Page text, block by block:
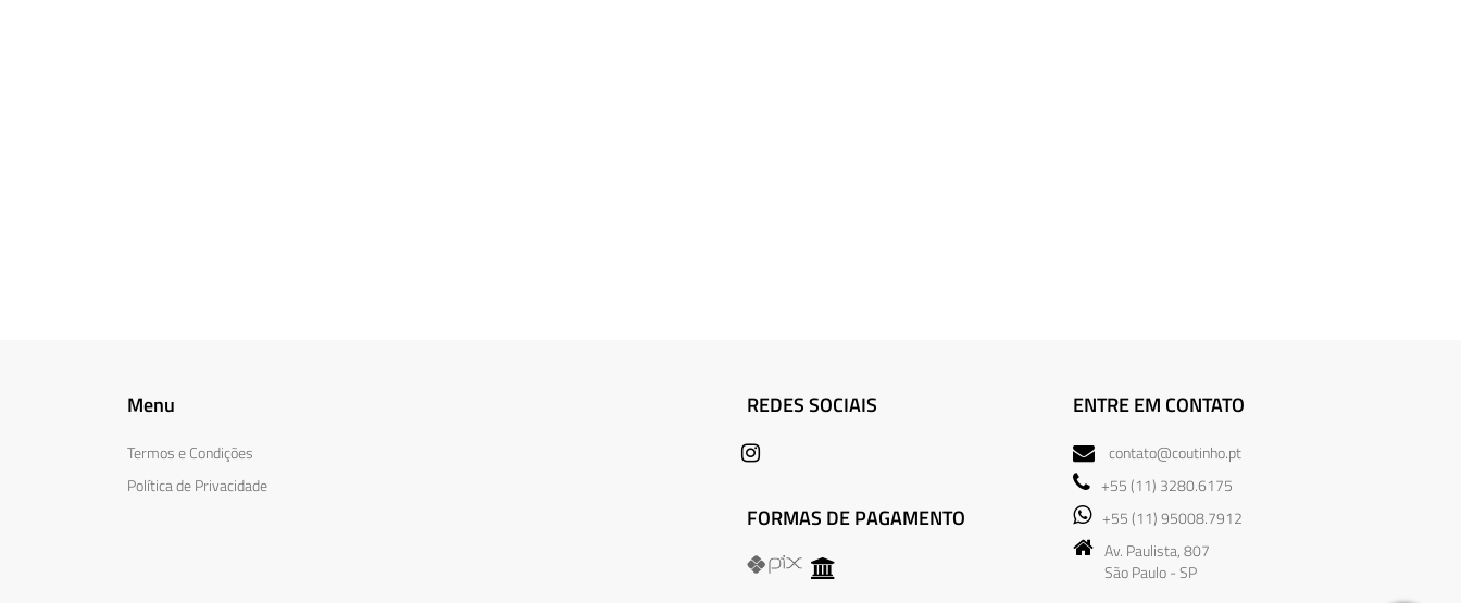
Menu
Termos e Condições
Política de Privacidade
REDES SOCIAIS
FORMAS DE PAGAMENTO
ENTRE EM CONTATO
contato@coutinho.pt
+55 (11) 3280.6175
+55 (11) 95008.7912
Av. Paulista, 807
São Paulo - SP